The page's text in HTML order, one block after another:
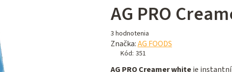
AG PRO
Priemerné
hodnotenie
produktu
je
3 hodnotenia
Značka:AG FOODS
Kód: 351
AG PRO Creamer whiteje